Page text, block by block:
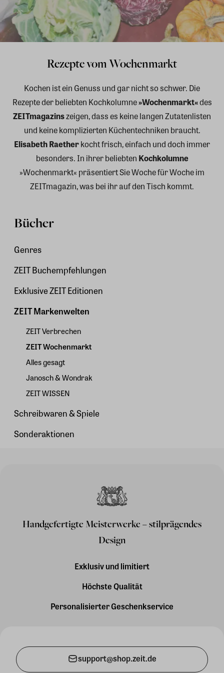
Rezepte vom Wochenmarkt
Kochen ist ein Genuss und gar nicht so schwer. Die
Rezepte der beliebten Kochkolumne»Wochenmarkt«des
ZEITmagazinszeigen, dass es keine langen Zutatenlisten
und keine komplizierten Küchentechniken braucht.
Elisabeth Raetherkocht frisch, einfach und doch immer
besonders. In ihrer beliebten Kochkolumne
»Wochenmarkt« präsentiert Sie Woche für Woche im
ZEITmagazin, was bei ihr auf den Tisch kommt.
Bücher
Genres
ZEIT Buchempfehlungen
Exklusive ZEIT Editionen
ZEIT Markenwelten
ZEIT Verbrechen
ZEIT Wochenmarkt
Alles gesagt
Janosch & Wondrak
ZEIT WISSEN
Schreibwaren & Spiele
Sonderaktionen
Handgefertigte Meisterwerke – stilprägendes
Design
Exklusiv und limitiert
Höchste Qualität
Personalisierter Geschenkservice
support@shop.zeit.de